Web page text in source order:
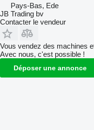
Pays-Bas, Ede
JB Trading bv
Contacter le vendeur
Vous vendez des machines
Avec nous, c'est possible !
Déposer une annonce